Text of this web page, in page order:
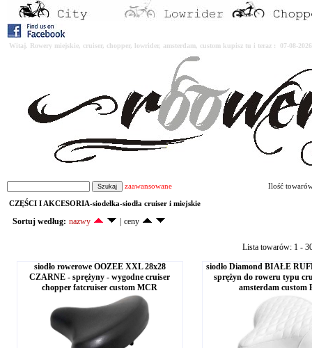
Witaj. Rowery miejskie, cruiser, chopper, lowrider, amsterdam, custom kupisz tu i teraz : 07-08-
zaawansowane Ilość
CZĘŚCI I AKCESORIA-siodełka-siodła cruiser i miejskie
Sortuj według: nazwy ceny
Lista towarów: 1 -
siodło rowerowe OOZEE XXL 28x28
CZARNE - sprężyny - wygodne cruiser
chopper fatcruiser custom MCR
siodło Diamond BIAŁE
sprężyn do roweru typu
amsterdam custom